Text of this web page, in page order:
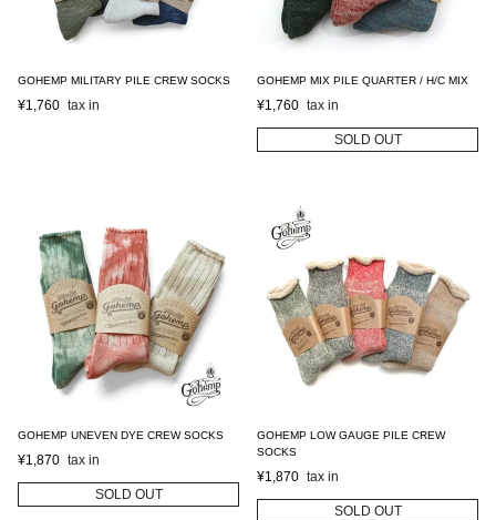
GOHEMP MILITARY PILE CREW SOCKS
¥1,760
GOHEMP MIX PILE QUARTER / H/C MIX
¥1,760
SOLD OUT
GOHEMP UNEVEN DYE CREW SOCKS
¥1,870
SOLD OUT
GOHEMP LOW GAUGE PILE CREW
SOCKS
¥1,870
SOLD OUT